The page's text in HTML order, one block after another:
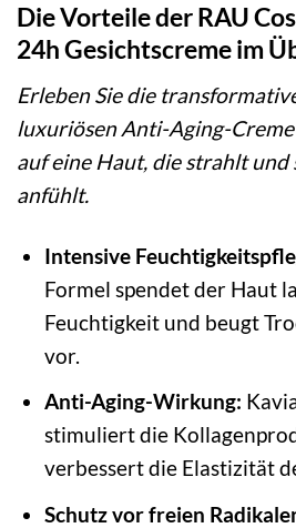
Die Vorteile der RAU
24h Gesichtscreme im
Erleben Sie die
luxuriösen Anti-Aging-
auf eine Haut, die strahlt und
anfühlt.
Intensive
Formel spendet der Haut
Feuchtigkeit und beugt
vor.
Anti-Aging-Wirkung:
stimuliert die
verbessert die Elastizität
Schutz vor freien